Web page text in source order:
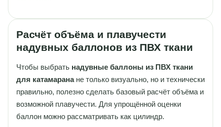
Расчёт объёма и плавучести
надувных баллонов из ПВХ ткани
Чтобы выбрать надувные баллоны из ПВХ ткани
для катамаранане только визуально, но и технически
правильно, полезно сделать базовый расчёт объёма и
возможной плавучести. Для упрощённой оценки
баллон можно рассматривать как цилиндр.